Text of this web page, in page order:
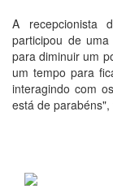
A recepcionista
participou de
para diminuir um
um tempo para
interagindo com
está de parabéns",